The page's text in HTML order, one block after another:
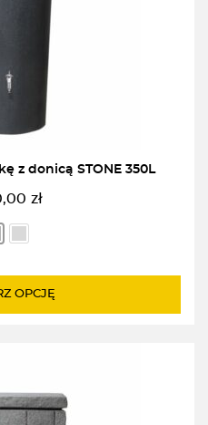
z donicą STONE 350L
zł
OPCJĘ